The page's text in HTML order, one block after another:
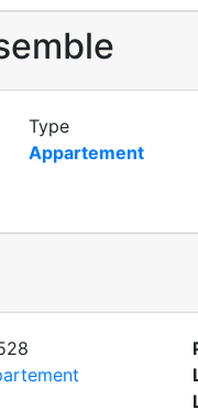
Type
Appartement